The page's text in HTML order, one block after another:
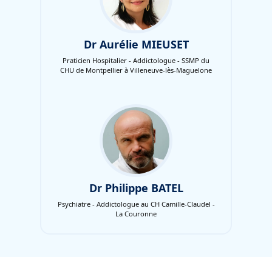
Dr Aurélie MIEUSET
Praticien Hospitalier - Addictologue - SSMP du
CHU de Montpellier à Villeneuve-lès-Maguelone
Dr Philippe BATEL
Psychiatre - Addictologue au CH Camille-Claudel -
La Couronne